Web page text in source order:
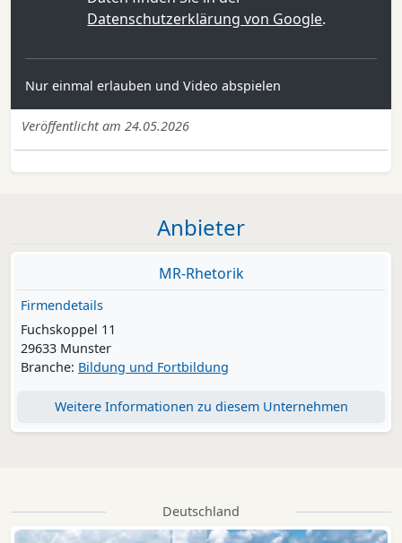
Datenschutzerklärung von Google.
Nur einmal erlauben und Video abspielen
Veröffentlicht am 24.05.2026
Anbieter
MR-Rhetorik
Firmendetails
Fuchskoppel 11
29633 Munster
Branche: Bildung und Fortbildung
Weitere Informationen zu diesem Unternehmen
Deutschland